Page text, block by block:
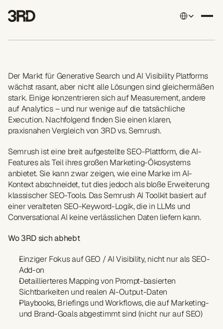
Select Language
Der Markt für Generative Search und AI Visibility Platforms
wächst rasant, aber nicht alle Lösungen sind gleichermäßen
stark. Einige konzentrieren sich auf Measurement, andere
auf Analytics – und nur wenige auf die tatsächliche
Execution. Nachfolgend finden Sie einen klaren,
praxisnahen Vergleich von 3RD vs. Semrush.
Semrush ist eine breit aufgestellte SEO-Plattform, die AI-
Features als Teil ihres großen Marketing-Ökosystems
anbietet. Sie kann zwar zeigen, wie eine Marke im AI-
Kontext abschneidet, tut dies jedoch als bloße Erweiterung
klassischer SEO-Tools. Das Semrush AI Toolkit basiert auf
einer veralteten SEO-Keyword-Logik, die in LLMs und
Conversational AI keine verlässlichen Daten liefern kann.
Wo 3RD sich abhebt
Einziger Fokus auf GEO / AI Visibility, nicht nur als SEO-
Add-on
Detaillierteres Mapping von Prompt-basierten
Sichtbarkeiten und realen AI-Output-Daten
Playbooks, Briefings und Workflows, die auf Marketing-
und Brand-Goals abgestimmt sind (nicht nur auf SEO)